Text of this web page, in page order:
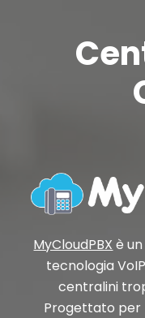
MyCloudPBX è
tecnologia
centralini
Progettato per